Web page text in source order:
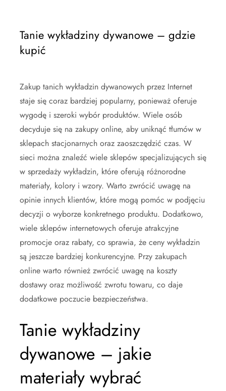
Tanie wykładziny dywanowe – gdzie
kupić
Zakup tanich wykładzin dywanowych przez Internet
staje się coraz bardziej popularny, ponieważ oferuje
wygodę i szeroki wybór produktów. Wiele osób
decyduje się na zakupy online, aby uniknąć tłumów w
sklepach stacjonarnych oraz zaoszczędzić czas. W
sieci można znaleźć wiele sklepów specjalizujących się
w sprzedaży wykładzin, które oferują różnorodne
materiały, kolory i wzory. Warto zwrócić uwagę na
opinie innych klientów, które mogą pomóc w podjęciu
decyzji o wyborze konkretnego produktu. Dodatkowo,
wiele sklepów internetowych oferuje atrakcyjne
promocje oraz rabaty, co sprawia, że ceny wykładzin
są jeszcze bardziej konkurencyjne. Przy zakupach
online warto również zwrócić uwagę na koszty
dostawy oraz możliwość zwrotu towaru, co daje
dodatkowe poczucie bezpieczeństwa.
Tanie wykładziny
dywanowe – jakie
materiały wybrać